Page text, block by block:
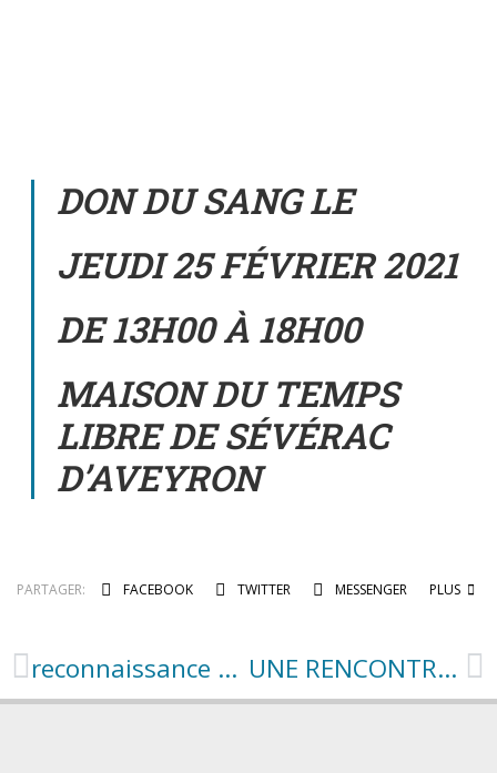
DON DU SANG LE
JEUDI 25 FÉVRIER 2021
DE 13H00 À 18H00
MAISON DU TEMPS
LIBRE DE SÉVÉRAC
D’AVEYRON
PARTAGER: FACEBOOK TWITTER MESSENGER PLUS
reconnaissance en calamites agricole pour pertes de fonds UNE RENCONTRE POUR CONSTRUIRE TON AVENIR